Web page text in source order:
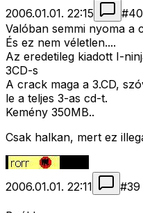
2006.01.01. 22:15
#40
Valóban semmi nyoma a
És ez nem véletlen....
Az eredetileg kiadott I-
3CD-s
A crack maga a 3.CD,
le a teljes 3-as cd-t.
Kemény 350MB..
Csak halkan, mert ez
2006.01.01. 22:11 #39